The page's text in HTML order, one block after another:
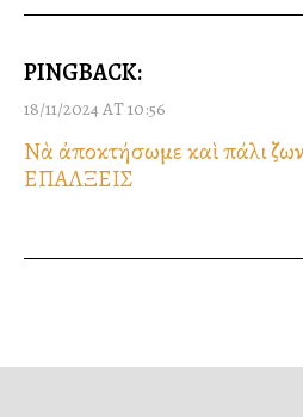
PINGBACK:
18/11/2024 AT 10:56
Νὰ ἀποκτήσωμε καὶ πάλι
ΕΠΑΛΞΕΙΣ